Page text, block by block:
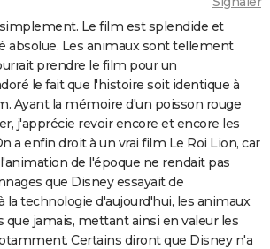
Le film est splendide et
absolue. Les animaux sont tellement
prendre le film pour un
le fait que l'histoire soit identique à
Ayant la mémoire d'un poisson rouge
j'apprécie revoir encore et encore les
a enfin droit à un vrai film Le Roi Lion, car
de l'époque ne rendait pas
que Disney essayait de
la technologie d'aujourd'hui, les animaux
que jamais, mettant ainsi en valeur les
Certains diront que Disney n'a